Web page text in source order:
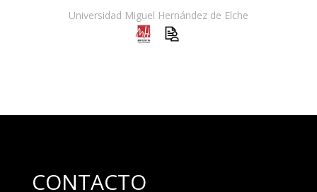
Universidad Miguel Hernández de Elche
CONTACTO